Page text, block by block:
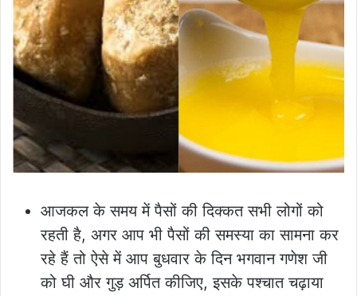
आजकल के समय में पैसों की दिक्कत सभी लोगों को
रहती है, अगर आप भी पैसों की समस्या का सामना कर
रहे हैं तो ऐसे में आप बुधवार के दिन भगवान गणेश जी
को घी और गुड़ अर्पित कीजिए, इसके पश्चात चढ़ाया